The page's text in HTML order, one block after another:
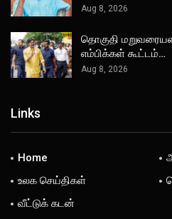
Aug 8, 2026
தொகுதி
எம்பிக்கள் கூட்டம்…
Aug 8, 2026
Links
Home
உலக செய்திகள்
வீட்டுக் கடன்